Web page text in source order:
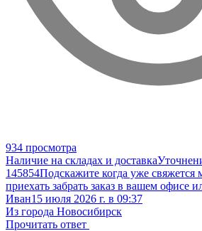
934 просмотра
Наличие на складах и доставка
145854Подскажите когда уже свяжется
приехать забрать заказ в вашем офисе
Иван15 июля 2026 г. в 09:37
Из города Новосибирск
Прочитать ответ